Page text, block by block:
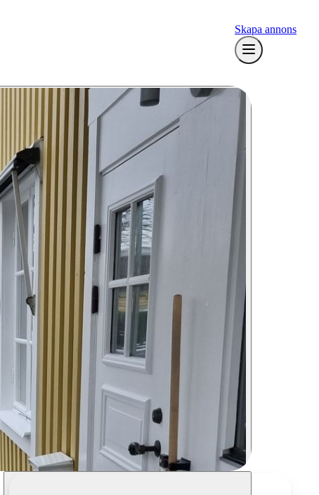
Skapa annons